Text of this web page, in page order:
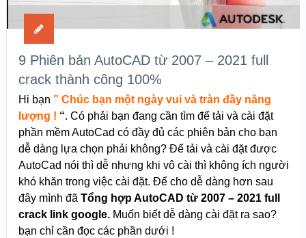
9 Phiên bản AutoCAD từ 2007 – 2021 full
crack thành công 100%
Hi bạn ” Chúc bạn một ngày vui và tràn đầy năng
lượng ! “. Có phải bạn đang cần tìm để tải và cài đặt
phần mềm AutoCad có đầy đủ các phiên bản cho bạn
dễ dàng lựa chọn phải không? Để tải và cài đặt được
AutoCad nói thì dễ nhưng khi vô cài thì không ích người
khó khăn trong việc cài đặt. Để cho dễ dàng hơn sau
đây mình đã Tổng hợp AutoCAD từ 2007 – 2021 full
crack link google. Muốn biết dễ dàng cài đặt ra sao?
bạn chỉ cần đọc các phần dưới !